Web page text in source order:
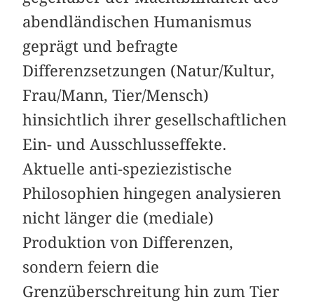
abendländischen Humanismus
geprägt und befragte
Differenzsetzungen (Natur/Kultur,
Frau/Mann, Tier/Mensch)
hinsichtlich ihrer gesellschaftlichen
Ein- und Ausschlusseffekte.
Aktuelle anti-speziezistische
Philosophien hingegen analysieren
nicht länger die (mediale)
Produktion von Differenzen,
sondern feiern die
Grenzüberschreitung hin zum Tier